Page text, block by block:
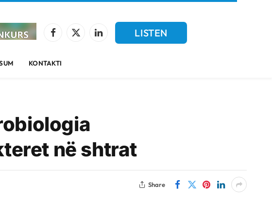
Facebook
X
LinkedIn
LISTEN
KONTAKTI
në shtrat
Share